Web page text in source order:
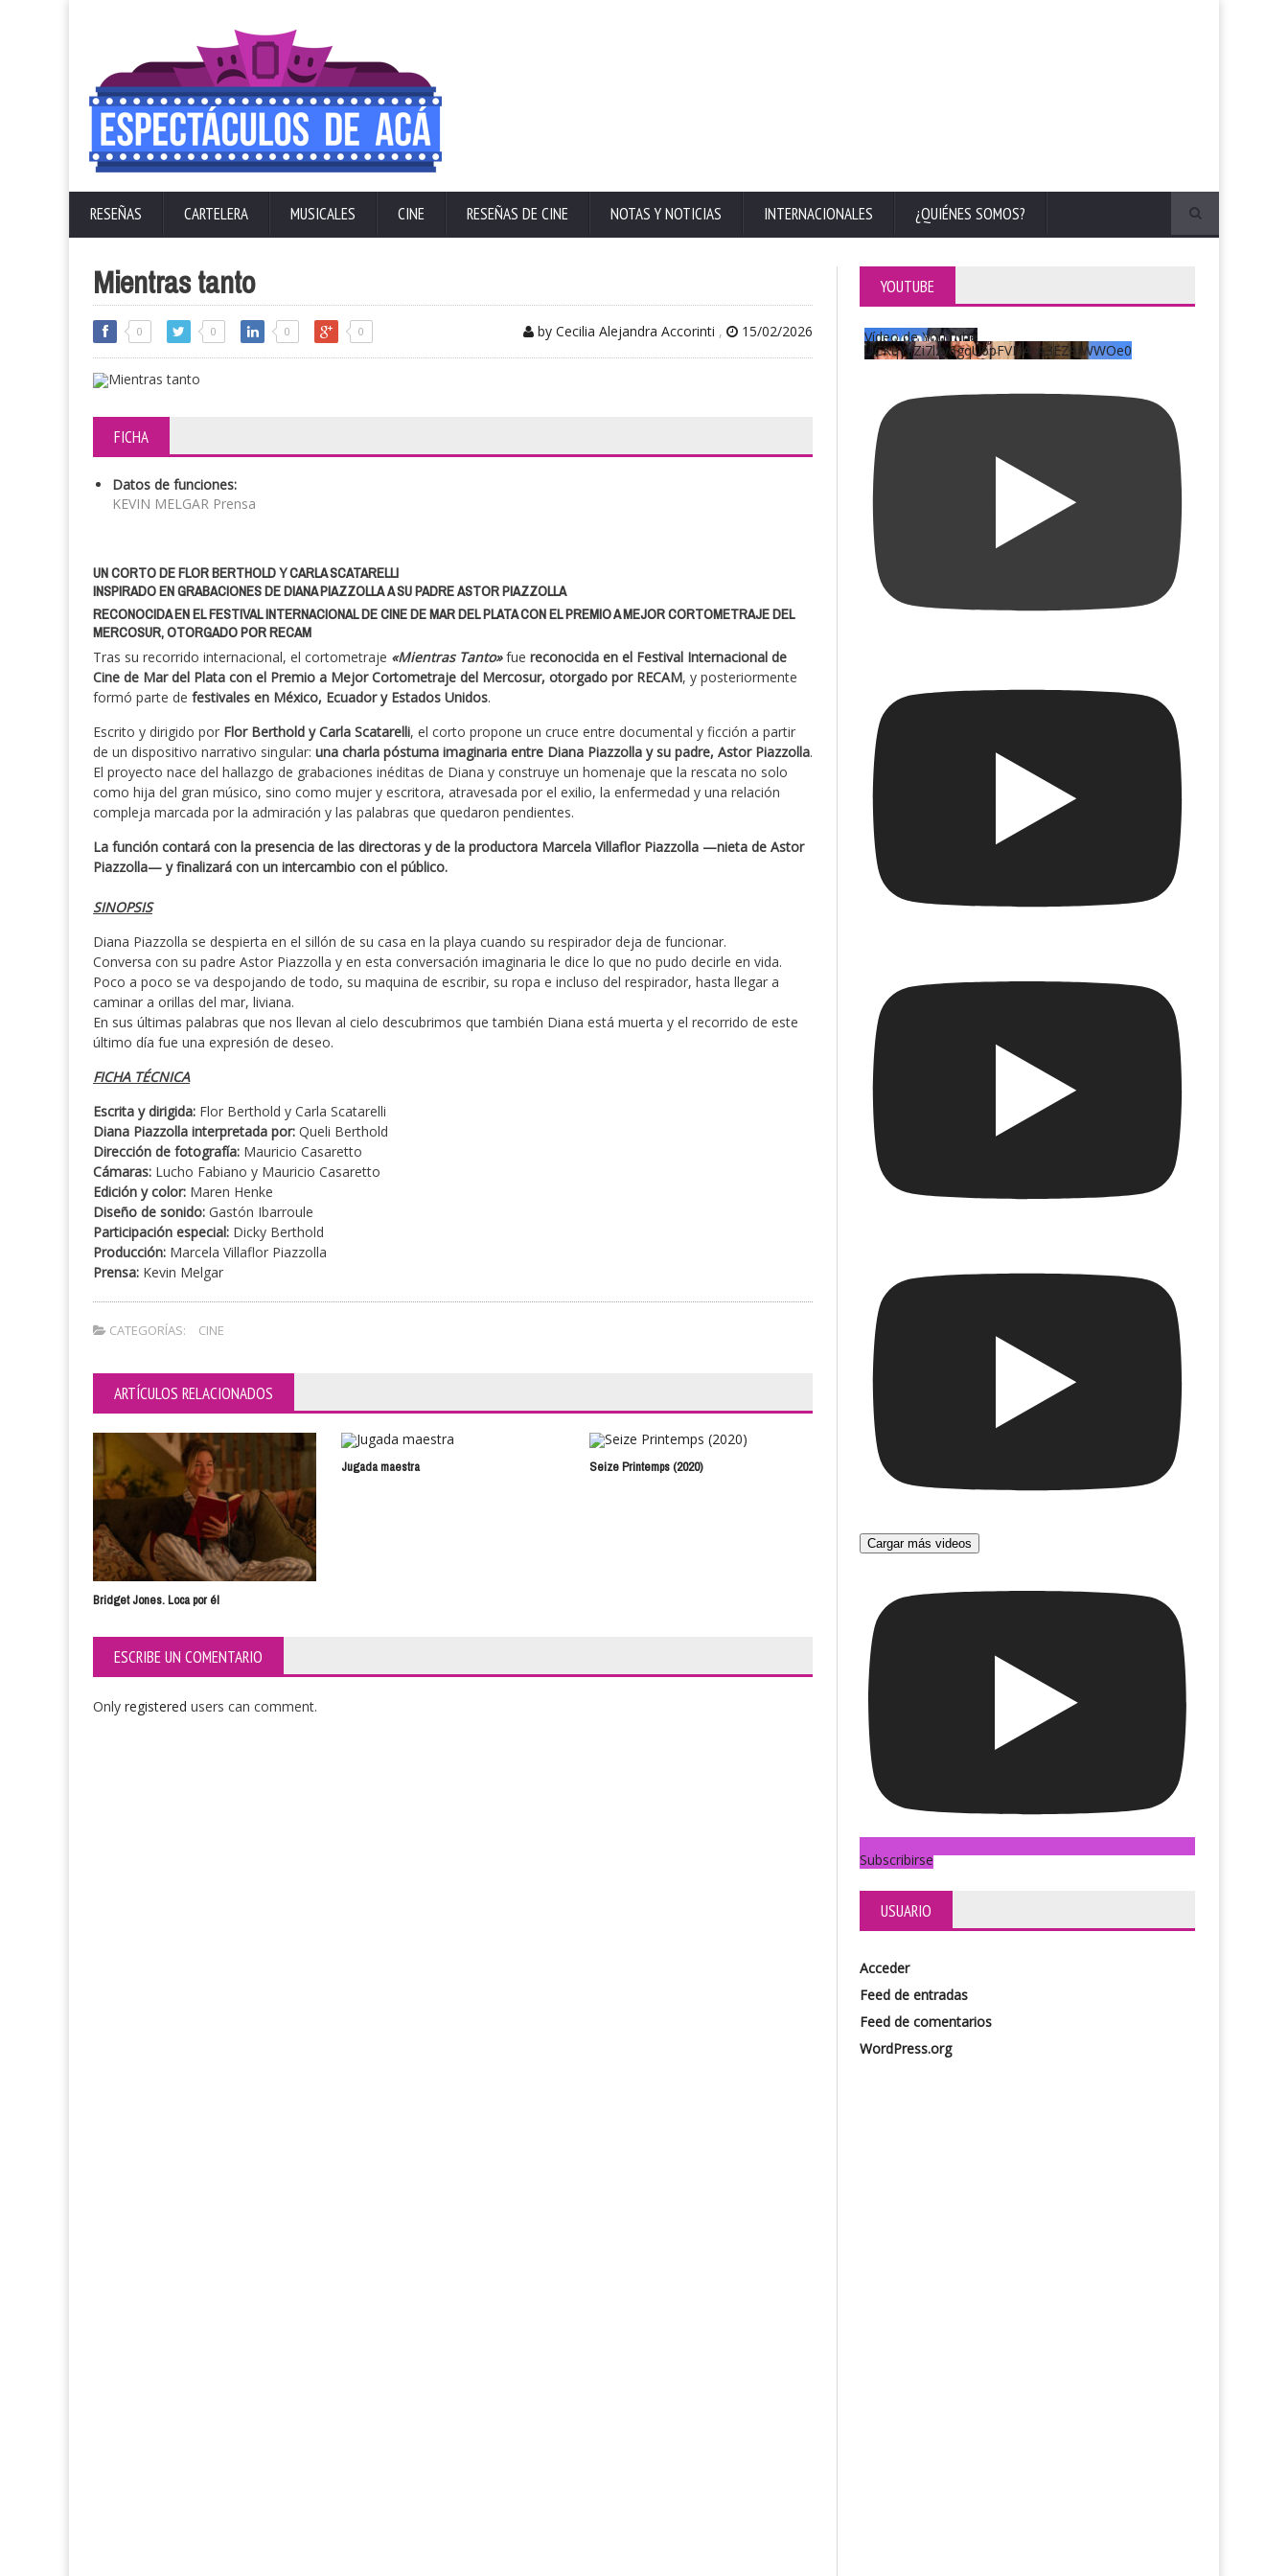
RESEÑAS CARTELERA MUSICALES CINE RESEÑAS DE CINE NOTAS Y NOTICIAS INTERNACIONALES ¿QUIÉNES SOMOS?
Mientras tanto
0 0 0 0 by Cecilia Alejandra Accorinti , 15/02/2026
FICHA
Datos de funciones:
KEVIN MELGAR Prensa
UN CORTO DE FLOR BERTHOLD Y CARLA SCATARELLI
INSPIRADO EN GRABACIONES DE DIANA PIAZZOLLA A SU PADRE ASTOR PIAZZOLLA
RECONOCIDA EN EL FESTIVAL INTERNACIONAL DE CINE DE MAR DEL PLATA CON EL PREMIO A MEJOR CORTOMETRAJE DEL
MERCOSUR, OTORGADO POR RECAM
Tras su recorrido internacional, el cortometraje «Mientras Tanto»fue reconocida en el Festival Internacional de
Cine de Mar del Plata con el Premio a Mejor Cortometraje del Mercosur, otorgado por RECAM, y posteriormente
formó parte de festivales en México, Ecuador y Estados Unidos.
Escrito y dirigido por Flor Berthold y Carla Scatarelli, el corto propone un cruce entre documental y ficción a partir
de un dispositivo narrativo singular: una charla póstuma imaginaria entre Diana Piazzolla y su padre, Astor Piazzolla.
El proyecto nace del hallazgo de grabaciones inéditas de Diana y construye un homenaje que la rescata no solo
como hija del gran músico, sino como mujer y escritora, atravesada por el exilio, la enfermedad y una relación
compleja marcada por la admiración y las palabras que quedaron pendientes.
La función contará con la presencia de las directoras y de la productora Marcela Villaflor Piazzolla —nieta de Astor
Piazzolla— y finalizará con un intercambio con el público.
SINOPSIS
Diana Piazzolla se despierta en el sillón de su casa en la playa cuando su respirador deja de funcionar.
Conversa con su padre Astor Piazzolla y en esta conversación imaginaria le dice lo que no pudo decirle en vida.
Poco a poco se va despojando de todo, su maquina de escribir, su ropa e incluso del respirador, hasta llegar a
caminar a orillas del mar, liviana.
En sus últimas palabras que nos llevan al cielo descubrimos que también Diana está muerta y el recorrido de este
último día fue una expresión de deseo.
FICHA TÉCNICA
Escrita y dirigida: Flor Berthold y Carla Scatarelli
Diana Piazzolla interpretada por: Queli Berthold
Dirección de fotografía: Mauricio Casaretto
Cámaras: Lucho Fabiano y Mauricio Casaretto
Edición y color: Maren Henke
Diseño de sonido: Gastón Ibarroule
Participación especial: Dicky Berthold
Producción: Marcela Villaflor Piazzolla
Prensa: Kevin Melgar
CATEGORÍAS: CINE
ARTÍCULOS RELACIONADOS
Bridget Jones. Loca por él
Jugada maestra Seize Printemps (2020) The Lighthouse (2019) Yo soy Mika de Frankfurt!
ESCRIBE UN COMENTARIO
Only registered users can comment.
YOUTUBE
Vídeo de YouTube
UCKqYjiZi7lzy6gqU6pFVFiA_A3EZ9JWWOe0
Cargar más videos
Subscribirse
USUARIO
Acceder
Feed de entradas
Feed de comentarios
WordPress.org